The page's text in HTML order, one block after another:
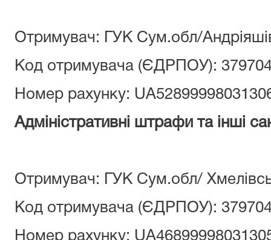
Отримувач: ГУК Сум.обл/
Код отримувача (ЄДРПОУ):
Номер рахунку:
Адміністративні штрафи та інші
Отримувач: ГУК Сум.обл/
Код отримувача (ЄДРПОУ):
Номер рахунку: